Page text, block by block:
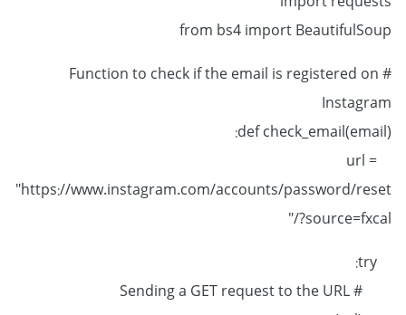
from bs4 import BeautifulSoup
# Function to check if the email is registered on
Instagram
def check_email(email):
url =
"https://www.instagram.com/accounts/password/reset
/?source=fxcal"
# Sending a GET request to the URL